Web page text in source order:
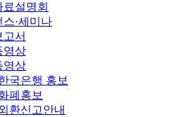
료설명회
스·세미나
고서
영상
영상
국은행 홍보
폐홍보
환신고안내